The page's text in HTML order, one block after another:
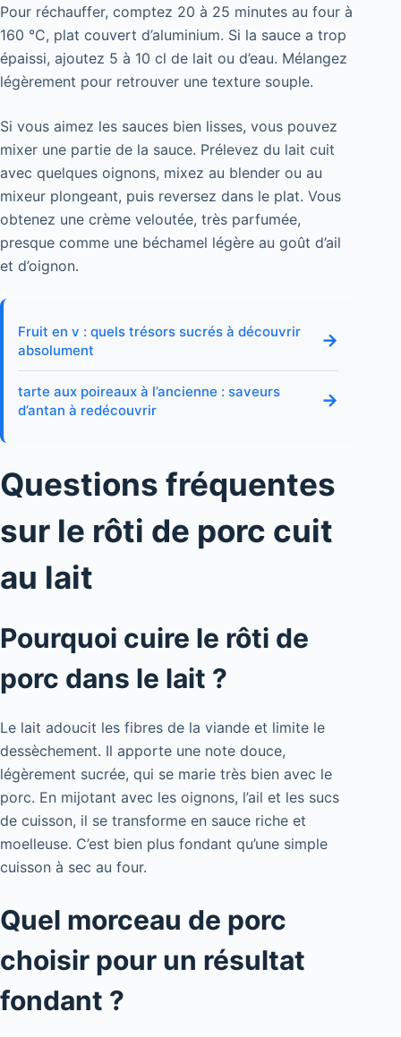
Pour réchauffer, comptez 20 à 25 minutes au four à
160 °C, plat couvert d’aluminium. Si la sauce a trop
épaissi, ajoutez 5 à 10 cl de lait ou d’eau. Mélangez
légèrement pour retrouver une texture souple.
Si vous aimez les sauces bien lisses, vous pouvez
mixer une partie de la sauce. Prélevez du lait cuit
avec quelques oignons, mixez au blender ou au
mixeur plongeant, puis reversez dans le plat. Vous
obtenez une crème veloutée, très parfumée,
presque comme une béchamel légère au goût d’ail
et d’oignon.
Fruit en v : quels trésors sucrés à découvrir
absolument
→
tarte aux poireaux à l’ancienne : saveurs
d’antan à redécouvrir
→
Questions fréquentes
sur le rôti de porc cuit
au lait
Pourquoi cuire le rôti de
porc dans le lait ?
Le lait adoucit les fibres de la viande et limite le
dessèchement. Il apporte une note douce,
légèrement sucrée, qui se marie très bien avec le
porc. En mijotant avec les oignons, l’ail et les sucs
de cuisson, il se transforme en sauce riche et
moelleuse. C’est bien plus fondant qu’une simple
cuisson à sec au four.
Quel morceau de porc
choisir pour un résultat
fondant ?